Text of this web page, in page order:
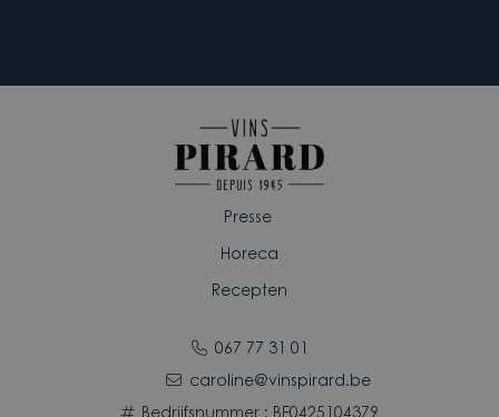
067 77 31 01
caroline@vinspirard.be
Bedrijfsnummer : BE0425104379
Presse
Horeca
Recepten